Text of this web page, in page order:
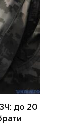
до 20